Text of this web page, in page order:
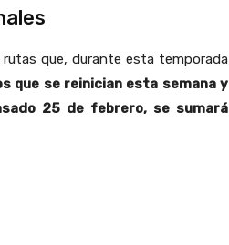
que, durante esta temporada
que se reinician esta semana y
25 de febrero, se sumará